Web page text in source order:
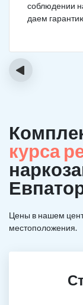
соблюдении
даем
‹
курса
Цены в нашем
местоположения.